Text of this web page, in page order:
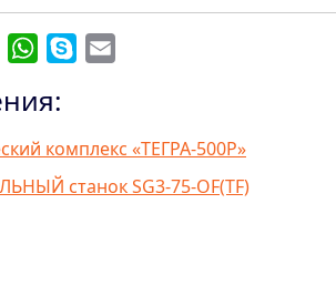
Viber WhatsApp
Skype
комплекс «ТЕГРА-500Р»
станок SG3-75-OF(TF)